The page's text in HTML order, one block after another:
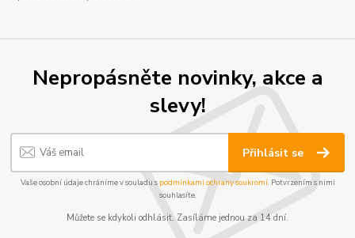
Nepropásněte novinky, akce a
slevy!
Přihlásit se
Vaše osobní údaje chráníme v souladu s podmínkami ochrany soukromí. Potvrzením s nimi
souhlasíte.
Můžete se kdykoli odhlásit. Zasíláme jednou za 14 dní.